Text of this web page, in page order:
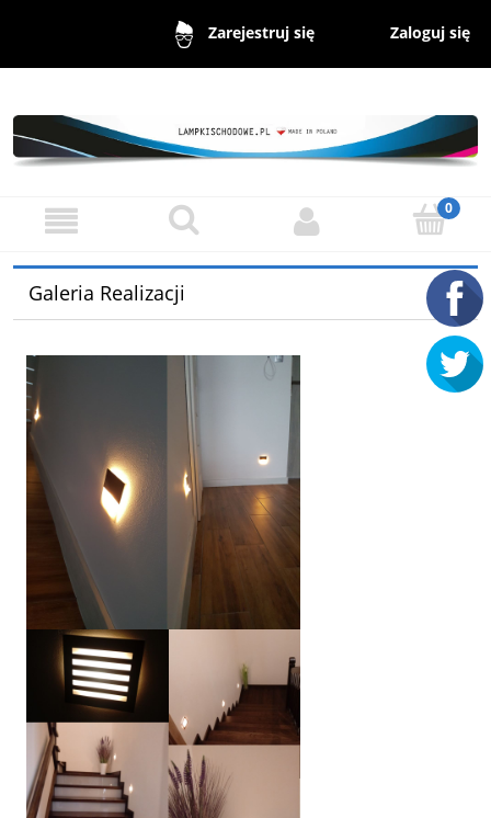
Zarejestruj się Zaloguj się
Galeria Realizacji